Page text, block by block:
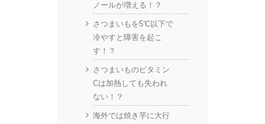
ノールが増える！？
さつまいもを5℃以下で
冷やすと障害を起こ
す！？
さつまいものビタミン
Cは加熱しても失われ
ない！？
海外では焼き芋に大行